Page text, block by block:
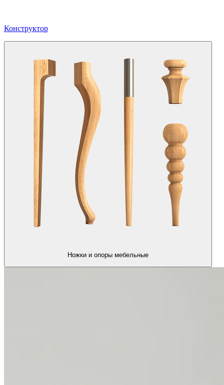
Конструктор
Ножки и опоры мебельные